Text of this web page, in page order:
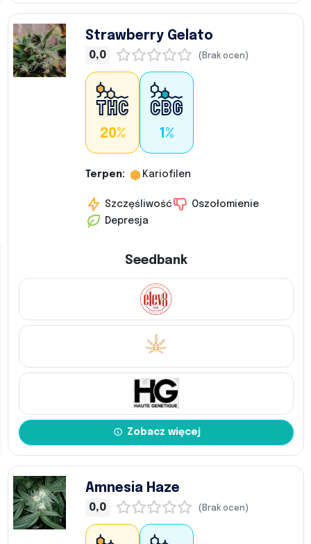
Strawberry Gelato
0,0 (Brak ocen)
20% 1%
Terpen: Kariofilen
Szczęśliwość
Oszołomienie
Depresja
Seedbank
Zobacz więcej
Amnesia Haze
0,0 (Brak ocen)